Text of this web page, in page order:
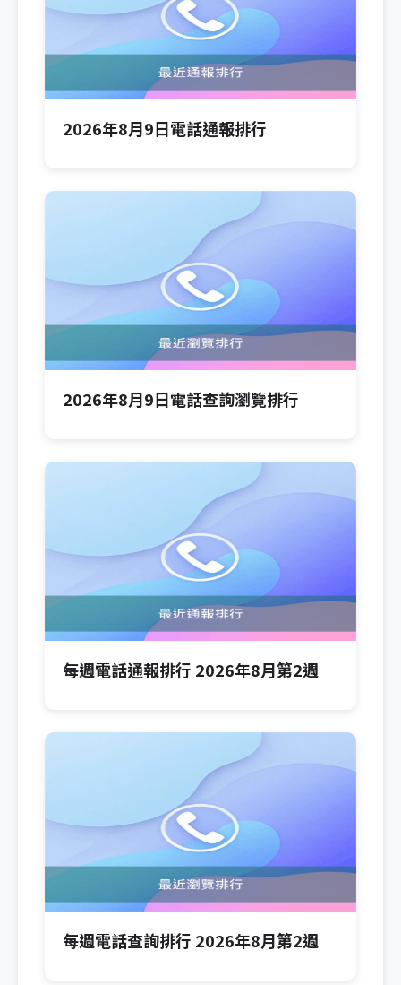
2026年8月9日電話通報排行
2026年8月9日電話查詢瀏覽排行
每週電話通報排行 2026年8月第2週
每週電話查詢排行 2026年8月第2週